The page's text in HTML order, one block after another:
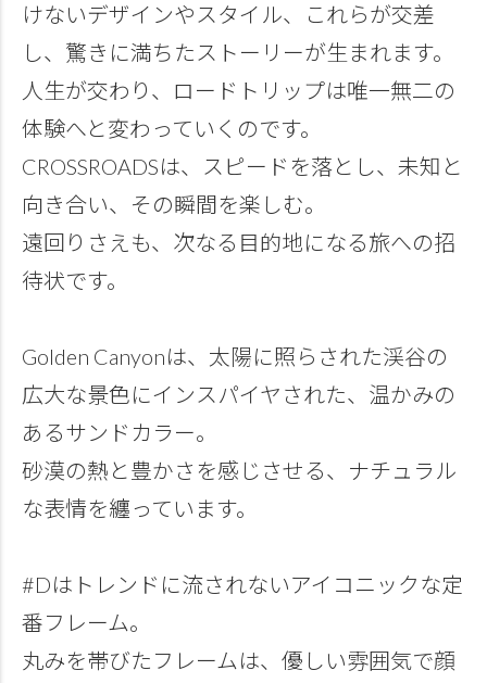
けないデザインやスタイル、これらが交差
し、驚きに満ちたストーリーが生まれます。
人生が交わり、ロードトリップは唯一無二の
体験へと変わっていくのです。
CROSSROADSは、スピードを落とし、未知と
向き合い、その瞬間を楽しむ。
遠回りさえも、次なる目的地になる旅への招
待状です。
Golden Canyonは、太陽に照らされた渓谷の
広大な景色にインスパイヤされた、温かみの
あるサンドカラー。
砂漠の熱と豊かさを感じさせる、ナチュラル
な表情を纏っています。
#Dはトレンドに流されないアイコニックな定
番フレーム。
丸みを帯びたフレームは、優しい雰囲気で顔